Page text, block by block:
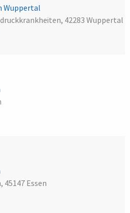
Wuppertal
42283 Wuppertal
45147 Essen